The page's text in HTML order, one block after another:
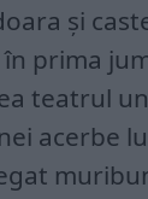
și
prima
teatrul
acerbe